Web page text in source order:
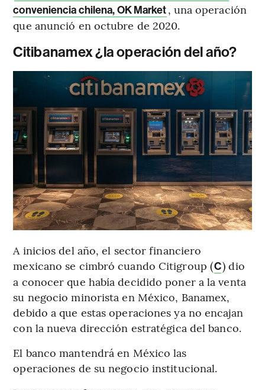
conveniencia chilena, OK Market, una operación
que anunció en octubre de 2020.
Citibanamex ¿la operación del año?
A inicios del año, el sector financiero
mexicano se cimbró cuando Citigroup (C) dio
a conocer que había decidido poner a la venta
su negocio minorista en México, Banamex,
debido a que estas operaciones ya no encajan
con la nueva dirección estratégica del banco.
El banco mantendrá en México las
operaciones de su negocio institucional.